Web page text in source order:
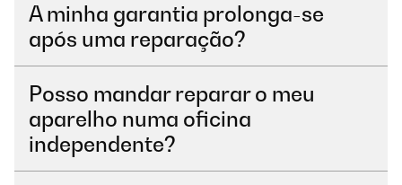
A minha garantia prolonga-se
após uma reparação?
Posso mandar reparar o meu
aparelho numa oficina
independente?